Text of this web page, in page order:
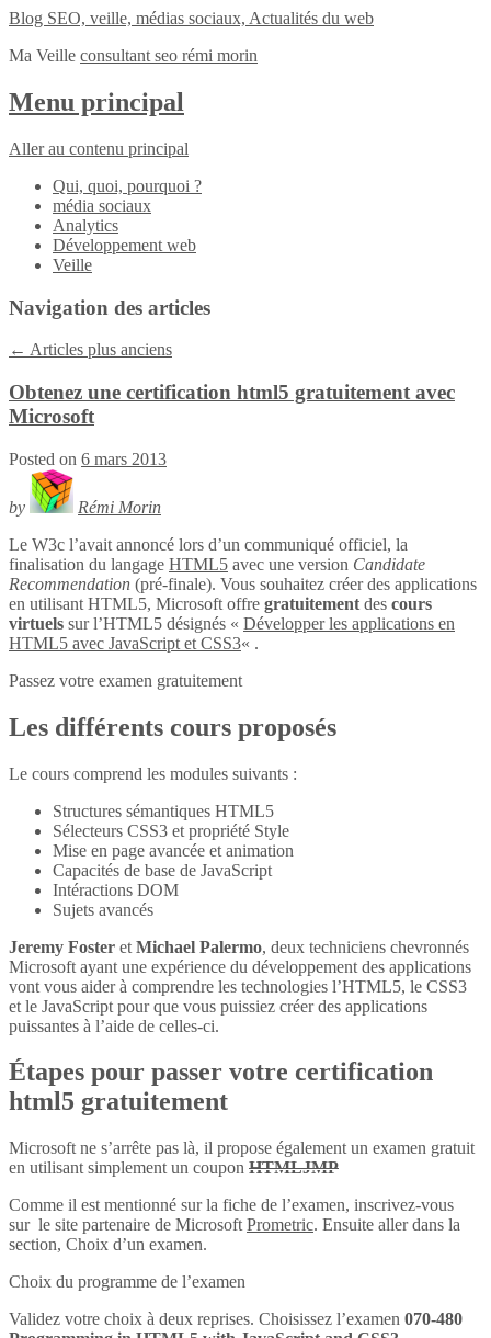
Blog SEO, veille, médias sociaux, Actualités du web
Ma Veille consultant seo rémi morin
Menu principal
Aller au contenu principal
Qui, quoi, pourquoi ?
média sociaux
Analytics
Développement web
Veille
Navigation des articles
← Articles plus anciens
Obtenez une certification html5 gratuitement avec
Microsoft
Posted on 6 mars 2013
by
Rémi Morin
Le W3c l’avait annoncé lors d’un communiqué officiel, la
finalisation du langage HTML5 avec une version Candidate
Recommendation (pré-finale). Vous souhaitez créer des applications
en utilisant HTML5, Microsoft offre gratuitement des cours
virtuels sur l’HTML5 désignés « Développer les applications en
HTML5 avec JavaScript et CSS3« .
Passez votre examen gratuitement
Les différents cours proposés
Le cours comprend les modules suivants :
Structures sémantiques HTML5
Sélecteurs CSS3 et propriété Style
Mise en page avancée et animation
Capacités de base de JavaScript
Intéractions DOM
Sujets avancés
Jeremy Foster et Michael Palermo, deux techniciens chevronnés
Microsoft ayant une expérience du développement des applications
vont vous aider à comprendre les technologies l’HTML5, le CSS3
et le JavaScript pour que vous puissiez créer des applications
puissantes à l’aide de celles-ci.
Étapes pour passer votre certification
html5 gratuitement
Microsoft ne s’arrête pas là, il propose également un examen gratuit
en utilisant simplement un coupon HTMLJMP
Comme il est mentionné sur la fiche de l’examen, inscrivez-vous
sur le site partenaire de Microsoft Prometric. Ensuite aller dans la
section, Choix d’un examen.
Choix du programme de l’examen
Validez votre choix à deux reprises. Choisissez l’examen 070-480